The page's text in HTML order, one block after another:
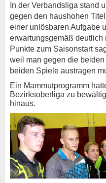
In der Verbandsliga stand
gegen den haushohen
einer unlösbaren Aufgabe
erwartungsgemäß deutlich
Punkte zum Saisonstart
weil man gegen die
beiden Spiele austragen
Ein Mammutprogramm
Bezirksoberliga zu
hinaus.